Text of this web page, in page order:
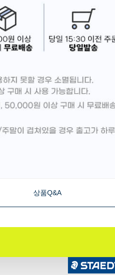
상품Q&A